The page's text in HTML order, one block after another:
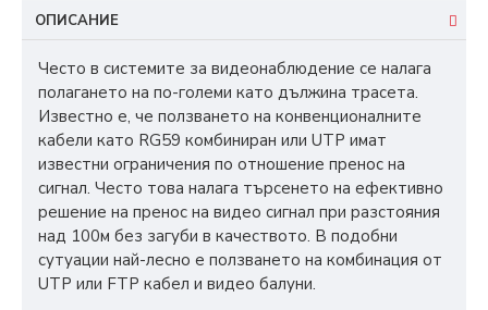
ОПИСАНИЕ
Често в системите за видеонаблюдение се налага
полагането на по-големи като дължина трасета.
Известно е, че ползването на конвенционалните
кабели като RG59 комбиниран или UTP имат
известни ограничения по отношение пренос на
сигнал. Често това налага търсенето на ефективно
решение на пренос на видео сигнал при разстояния
над 100м без загуби в качеството. В подобни
сутуации най-лесно е ползването на комбинация от
UTP или FTP кабел и видео балуни.